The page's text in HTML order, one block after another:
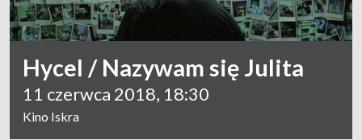
Hycel / Nazywam się Julita
11 czerwca 2018, 18:30
Kino Iskra